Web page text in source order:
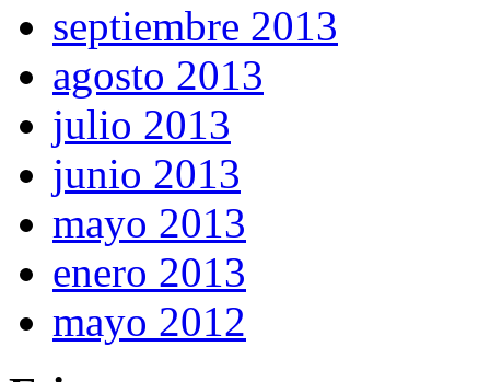
septiembre 2013
agosto 2013
julio 2013
junio 2013
mayo 2013
enero 2013
mayo 2012